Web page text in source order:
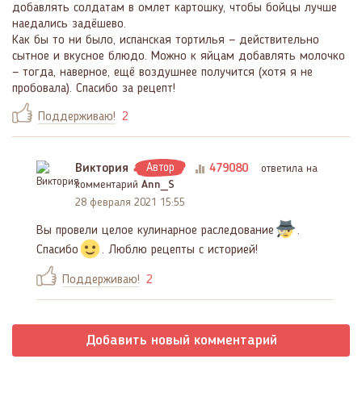
добавлять солдатам в омлет картошку, чтобы бойцы лучше
наедались задёшево.
Как бы то ни было, испанская тортилья — действительно
сытное и вкусное блюдо. Можно к яйцам добавлять молочко
— тогда, наверное, ещё воздушнее получится (хотя я не
пробовала). Спасибо за рецепт!
Поддерживаю! 2
Виктория Автор 479080
ответила на
комментарий Ann_S
28 февраля 2021 15:55
Вы провели целое кулинарное раследование
.
Спасибо
. Люблю рецепты с историей!
Поддерживаю! 2
Добавить новый комментарий